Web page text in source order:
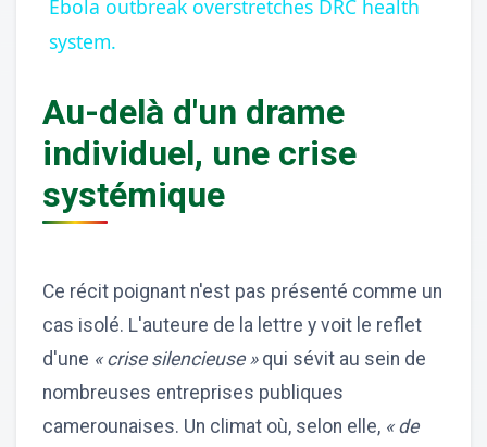
Ebola outbreak overstretches DRC health
system.
Au-delà d'un drame
individuel, une crise
systémique
Ce récit poignant n'est pas présenté comme un
cas isolé. L'auteure de la lettre y voit le reflet
d'une « crise silencieuse » qui sévit au sein de
nombreuses entreprises publiques
camerounaises. Un climat où, selon elle, « de